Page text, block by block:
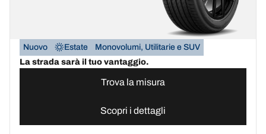
Nuovo Estate
Monovolumi, Utilitarie e SUV
La strada sarà il tuo vantaggio.
Trova la misura
Scopri i dettagli